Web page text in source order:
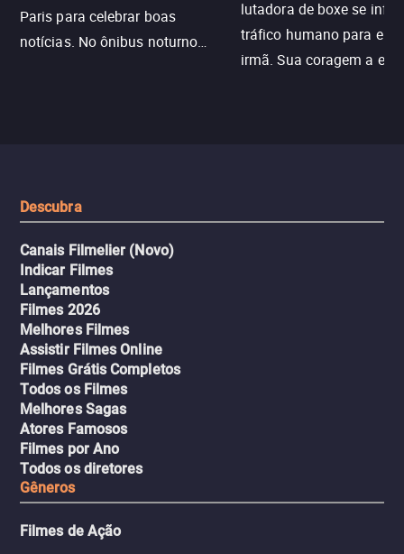
Paris para celebrar boas
notícias. No ônibus noturno
lutadora de boxe se
tráfico humano para
irmã. Sua coragem a
Descubra
Canais Filmelier (Novo)
Indicar Filmes
Lançamentos
Filmes 2026
Melhores Filmes
Assistir Filmes Online
Filmes Grátis Completos
Todos os Filmes
Melhores Sagas
Atores Famosos
Filmes por Ano
Todos os diretores
Gêneros
Filmes de Ação